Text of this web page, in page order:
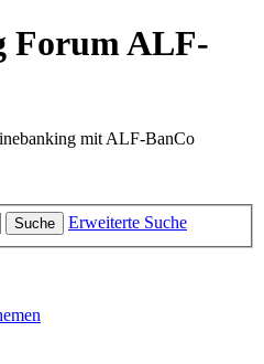
Forum ALF-
mit ALF-BanCo
Suche Erweiterte Suche